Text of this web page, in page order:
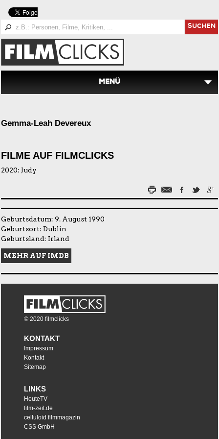
SUCHEN
MENÜ
Gemma-Leah Devereux
FILME AUF FILMCLICKS
2020: Judy
Geburtsdatum: 9. August 1990
Geburtsort: Dublin
Geburtsland: Irland
MEHR AUF IMDB
© 2020 filmclicks
KONTAKT
Impressum
Kontakt
Sitemap
LINKS
HeuteTV
film-zeit.de
celluloid filmmagazin
CSS GmbH